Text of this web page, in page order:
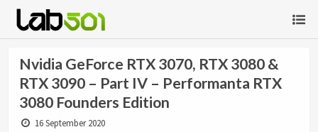
Nvidia GeForce RTX 3070, RTX 3080 &
RTX 3090 – Part IV – Performanta RTX
3080 Founders Edition
16 September 2020